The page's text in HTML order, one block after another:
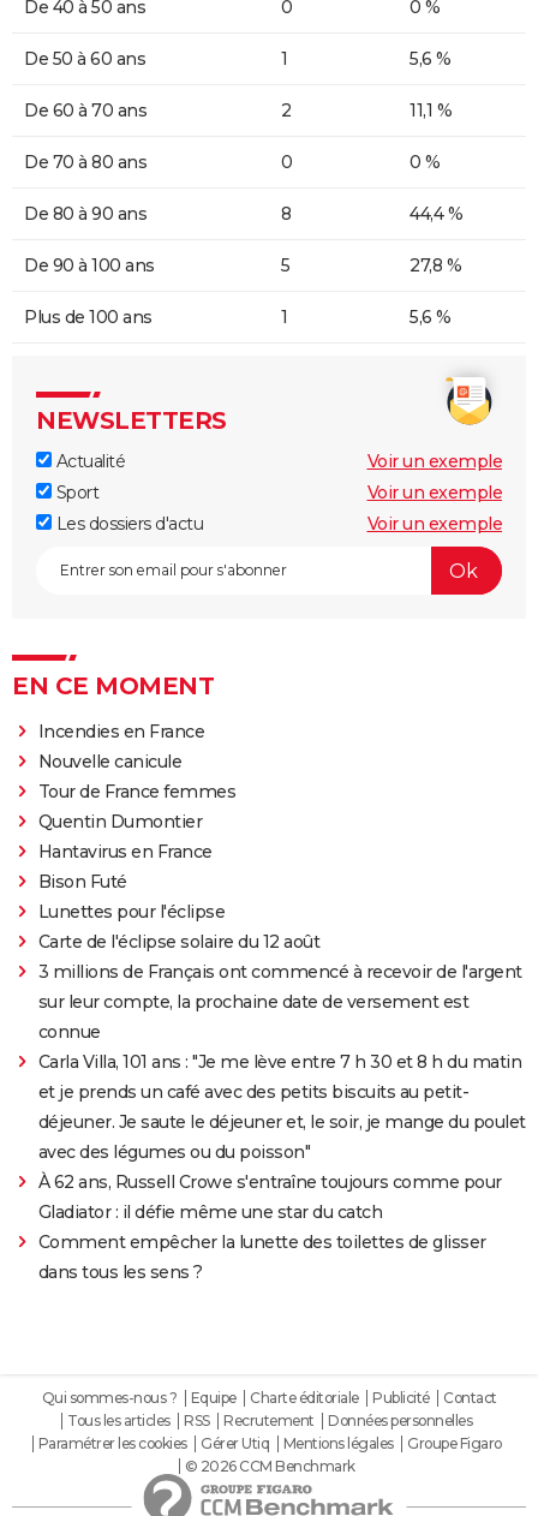
De 40 à 50 ans 0 0 %
De 50 à 60 ans 1 5,6 %
De 60 à 70 ans 2 11,1 %
De 70 à 80 ans 0 0 %
De 80 à 90 ans 8 44,4 %
De 90 à 100 ans 5 27,8 %
Plus de 100 ans 1 5,6 %
NEWSLETTERS
Actualité
Voir un exemple
Sport
Voir un exemple
Les dossiers d'actu
Voir un exemple
EN CE MOMENT
Incendies en France
Nouvelle canicule
Tour de France femmes
Quentin Dumontier
Hantavirus en France
Bison Futé
Lunettes pour l'éclipse
Carte de l'éclipse solaire du 12 août
3 millions de Français ont commencé à recevoir de l'argent
sur leur compte, la prochaine date de versement est
connue
Carla Villa, 101 ans : "Je me lève entre 7 h 30 et 8 h du matin
et je prends un café avec des petits biscuits au petit-
déjeuner. Je saute le déjeuner et, le soir, je mange du poulet
avec des légumes ou du poisson"
À 62 ans, Russell Crowe s'entraîne toujours comme pour
Gladiator : il défie même une star du catch
Comment empêcher la lunette des toilettes de glisser
dans tous les sens ?
Qui sommes-nous ? Equipe Charte éditoriale Publicité
Contact
Tous les articles
RSS Recrutement
Données personnelles
Paramétrer les cookies
Gérer Utiq Mentions légales
Groupe Figaro
© 2026 CCM Benchmark